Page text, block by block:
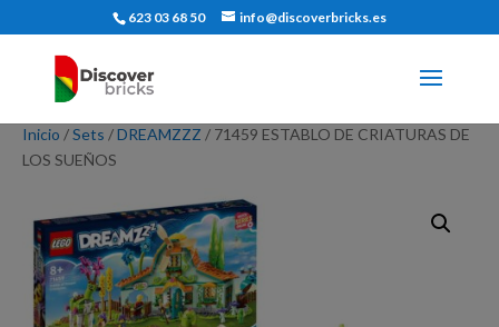
623 03 68 50 info@discoverbricks.es
Inicio /Sets /DREAMZZZ / 71459 ESTABLO DE CRIATURAS DE
LOS SUEÑOS